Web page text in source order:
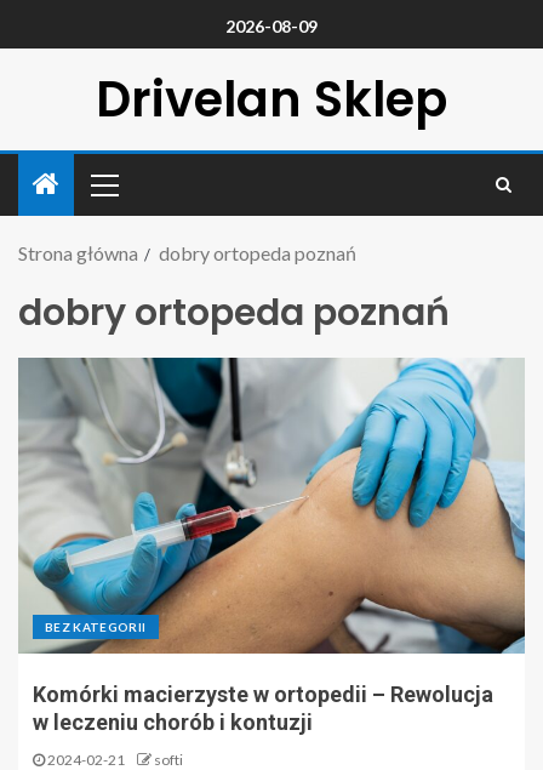
2026-08-09
Drivelan Sklep
Strona główna dobry ortopeda poznań
dobry ortopeda poznań
BEZ KATEGORII
Komórki macierzyste w ortopedii – Rewolucja
w leczeniu chorób i kontuzji
2024-02-21 softi